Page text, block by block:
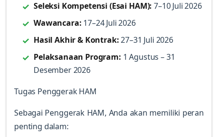
Seleksi Kompetensi (Esai HAM): 7–10 Juli 2026
Wawancara: 17–24 Juli 2026
Hasil Akhir & Kontrak:27–31 Juli 2026
Pelaksanaan Program: 1 Agustus – 31
Desember 2026
Tugas Penggerak HAM
Sebagai Penggerak HAM, Anda akan memiliki peran
penting dalam: